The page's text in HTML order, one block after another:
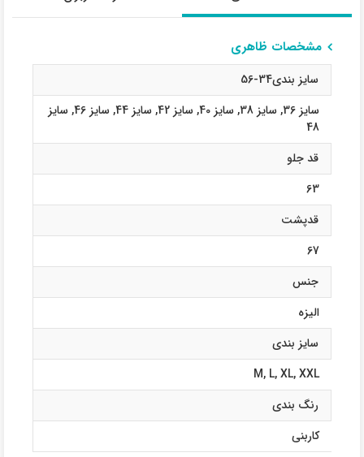
مشخصات ظاهری
سایز بندی34-56
سایز 36
, سایز 38 , سایز 40 , سایز 42 , سایز 44 , سایز 46 , سایز
48
قد جلو
63
قدپشت
67
جنس
الیزه
سایز بندی
M, L,XL,XXL
رنگ بندی
کاربنی